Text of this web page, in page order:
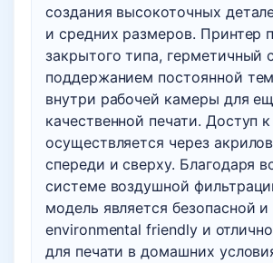
создания высокоточных
и средних размеров. Принтер
закрытого типа, герметичный с
поддержанием постоянной
внутри рабочей камеры для
качественной печати. Доступ
осуществляется через
спереди и сверху. Благодаря
системе воздушной
модель является безопасной и
environmental friendly и
для печати в домашних